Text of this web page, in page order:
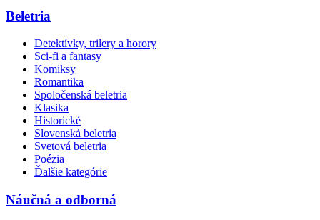
Beletria
Detektívky, trilery a horory
Sci-fi a fantasy
Komiksy
Romantika
Spoločenská beletria
Klasika
Historické
Slovenská beletria
Svetová beletria
Poézia
Ďalšie kategórie
Náučná a odborná